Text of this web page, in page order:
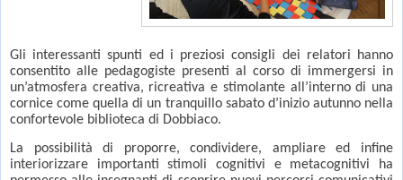
Gli interessanti spunti ed i preziosi consigli dei relatori hanno
consentito alle pedagogiste presenti al corso di immergersi in
un’atmosfera creativa, ricreativa e stimolante all’interno di una
cornice come quella di un tranquillo sabato d’inizio autunno nella
confortevole biblioteca di Dobbiaco.
La possibilità di proporre, condividere, ampliare ed infine
interiorizzare importanti stimoli cognitivi e metacognitivi ha